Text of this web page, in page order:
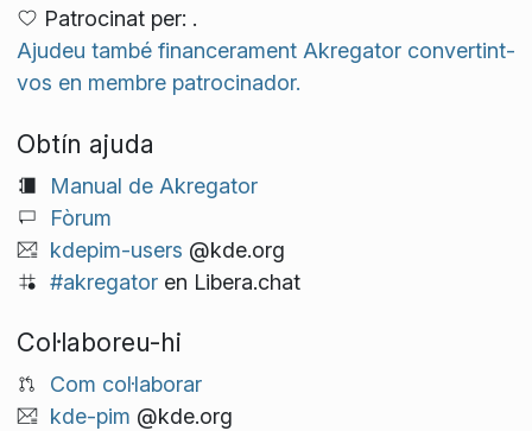
Patrocinat per: .
Ajudeu també financerament Akregator convertint-
vos en membre patrocinador.
Obtín ajuda
Manual de Akregator
Fòrum
kdepim-users @kde.org
#akregatoren Libera.chat
Col·laboreu-hi
Com col·laborar
kde-pim @kde.org